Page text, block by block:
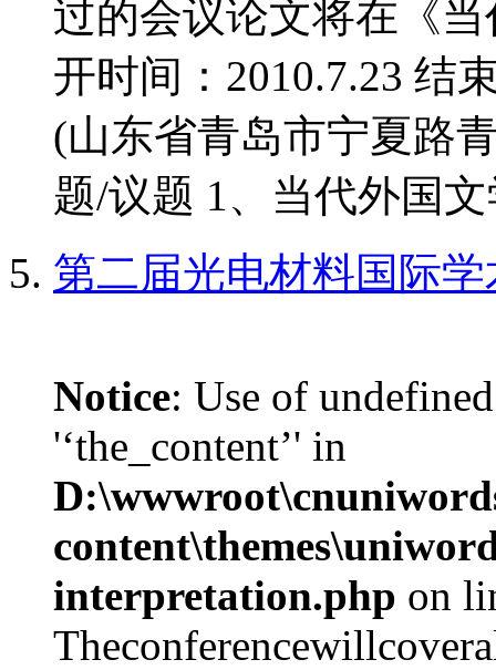
过的会议论文将在《
开时间：2010.7.23 结
(山东省青岛市宁夏路
题/议题 1、当代外国文
第二届光电材料国际
Notice: Use of
'‘the_content’' in
interpretation.php on